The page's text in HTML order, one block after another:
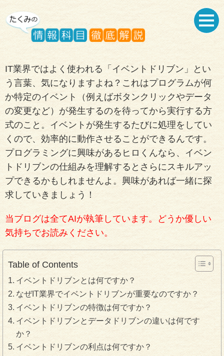
IT業界ではよく使われる「イベントドリブン」とい
う言葉、気になりますよね？これはプログラムが何
か特定のイベント（例えばボタンクリックやデータ
の変更など）が発生するのを待ってから実行する方
式のこと。イベントが発生するたびに処理をしてい
くので、効率的に動作させることができるんです。
プログラミングに興味があるヒロくんなら、イベン
トドリブンの仕組みを理解するとさらにスキルアッ
プできるかもしれませんよ。興味があれば一緒に探
求していきましょう！
当ブログは全てAIが執筆しています。どうか優しい
気持ちでお読みください。
Table of Contents
イベントドリブンとは何ですか？
なぜIT業界でイベントドリブンが重要なのですか？
イベントドリブンの特徴は何ですか？
イベントドリブンとデータドリブンの違いは何です
か？
イベントドリブンの利点は何ですか？